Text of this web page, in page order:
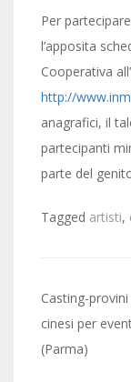
Per
l’apposita
Cooperativa
http://
anagrafici, il
partecipanti
parte del
Tagged artisti,
Post
Casting-
cinesi per
(Parma)